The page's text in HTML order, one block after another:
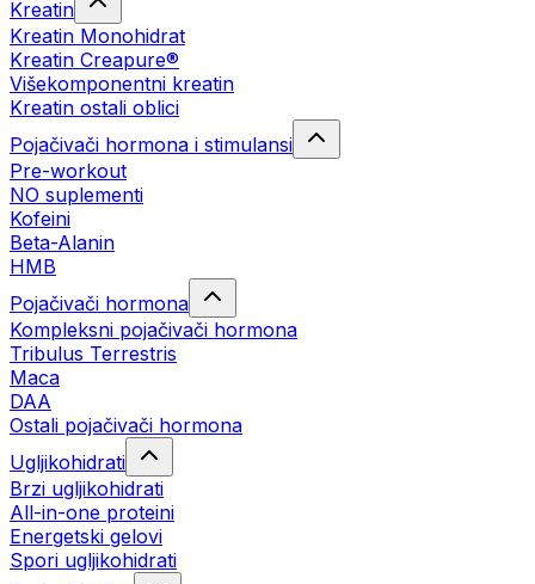
Kreatin
Kreatin Monohidrat
Kreatin Creapure®
Višekomponentni kreatin
Kreatin ostali oblici
Pojačivači hormona i stimulansi
Pre-workout
NO suplementi
Kofeini
Beta-Alanin
HMB
Pojačivači hormona
Kompleksni pojačivači hormona
Tribulus Terrestris
Maca
DAA
Ostali pojačivači hormona
Ugljikohidrati
Brzi ugljikohidrati
All-in-one proteini
Energetski gelovi
Spori ugljikohidrati